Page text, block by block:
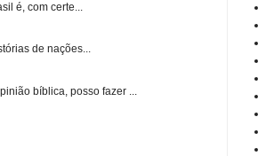
é, com certe...
de nações...
bíblica, posso fazer ...